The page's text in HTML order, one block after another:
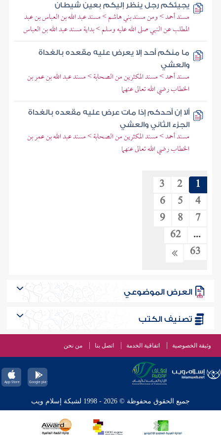
يجيئكم رجل ينظر إليكم بعين شيطان
مسند أحمد > ومن مسند بني هاشم > مسند عبد الله بن العباس بن عبد
المطلب عن النبي صلى الله عليه وسلم > بداية مسند عبد الله بن العباس
ما منكم أحد إلا يعرض عليه مقعده بالغداة
والعشي
مسند أحمد > مسند المكثرين من الصحابة > مسند عبد الله بن عمر بن
الخطاب رضي الله تعالى عنهما
ألا إن أحدكم إذا مات عرض عليه مقعده بالغداة
الجزء الثاني والعشي
مسند أحمد > مسند المكثرين من الصحابة > مسند عبد الله بن عمر بن
الخطاب رضي الله تعالى عنهما
1
2
3
4
5
6
7
8
9
...
62
63
العرض الموضوعي
تصنيف الكتب
وثيقة الخصوصية اتفاقية الخدمة اتصل بنا من نحن
جميع الحقوق محفوظة © 2026 - 1998 لشبكة إسلام ويب